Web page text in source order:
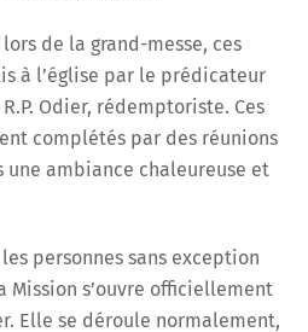
lors de la grand-messe, ces
à l’église par le prédicateur
Odier, rédemptoriste. Ces
complétés par des réunions
une ambiance chaleureuse et
les personnes sans exception
Mission s’ouvre officiellement
Elle se déroule normalement,